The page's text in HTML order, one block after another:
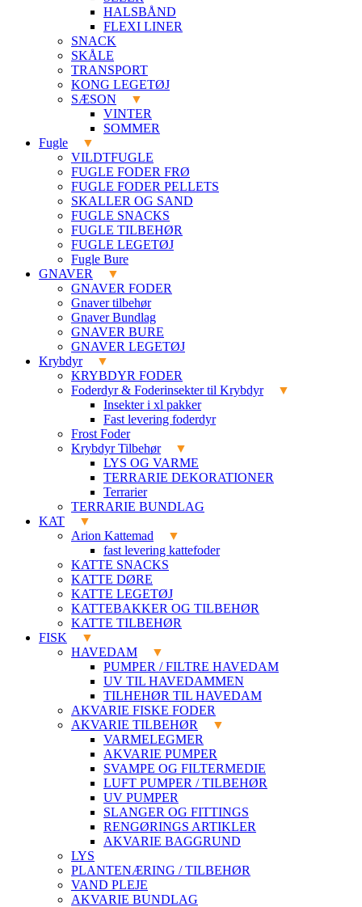
HALSBÅND
FLEXI LINER
SNACK
SKÅLE
TRANSPORT
KONG LEGETØJ
SÆSON
VINTER
SOMMER
Fugle
VILDTFUGLE
FUGLE FODER FRØ
FUGLE FODER PELLETS
SKALLER OG SAND
FUGLE SNACKS
FUGLE TILBEHØR
FUGLE LEGETØJ
Fugle Bure
GNAVER
GNAVER FODER
Gnaver tilbehør
Gnaver Bundlag
GNAVER BURE
GNAVER LEGETØJ
Krybdyr
KRYBDYR FODER
Foderdyr & Foderinsekter til Krybdyr
Insekter i xl pakker
Fast levering foderdyr
Frost Foder
Krybdyr Tilbehør
LYS OG VARME
TERRARIE DEKORATIONER
Terrarier
TERRARIE BUNDLAG
KAT
Arion Kattemad
fast levering kattefoder
KATTE SNACKS
KATTE DØRE
KATTE LEGETØJ
KATTEBAKKER OG TILBEHØR
KATTE TILBEHØR
FISK
HAVEDAM
PUMPER / FILTRE HAVEDAM
UV TIL HAVEDAMMEN
TILHEHØR TIL HAVEDAM
AKVARIE FISKE FODER
AKVARIE TILBEHØR
VARMELEGMER
AKVARIE PUMPER
SVAMPE OG FILTERMEDIE
LUFT PUMPER / TILBEHØR
UV PUMPER
SLANGER OG FITTINGS
RENGØRINGS ARTIKLER
AKVARIE BAGGRUND
LYS
PLANTENÆRING / TILBEHØR
VAND PLEJE
AKVARIE BUNDLAG